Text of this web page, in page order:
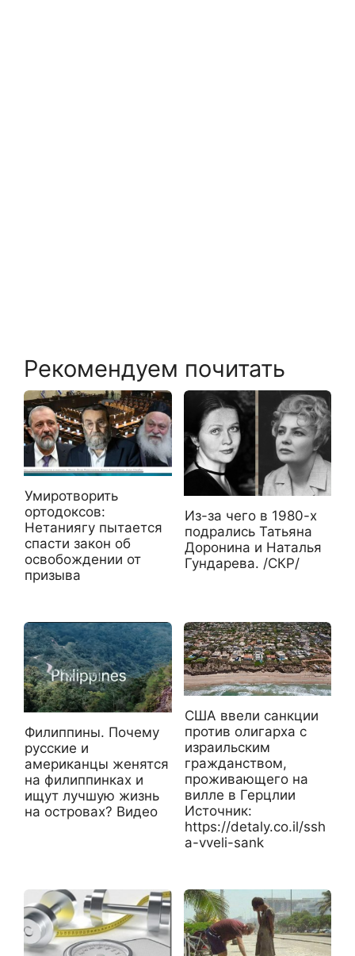
Рекомендуем почитать
Умиротворить
ортодоксов:
Нетаниягу пытается
спасти закон об
освобождении от
призыва
Из-за чего в 1980-х
подрались Татьяна
Доронина и Наталья
Гундарева. /СКР/
Филиппины. Почему
русские и
американцы женятся
на филиппинках и
ищут лучшую жизнь
на островах? Видео
США ввели санкции
против олигарха с
израильским
гражданством,
проживающего на
вилле в Герцлии
Источник:
https://detaly.co.il/ssh
a-vveli-sank